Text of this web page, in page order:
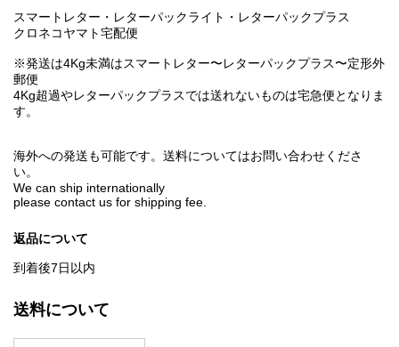
スマートレター・レターパックライト・レターパックプラス
クロネコヤマト宅配便
※発送は4Kg未満はスマートレター〜レターパックプラス〜定形外
郵便
4Kg超過やレターパックプラスでは送れないものは宅急便となりま
す。
海外への発送も可能です。送料についてはお問い合わせくださ
い。
We can ship internationally
please contact us for shipping fee.
返品について
到着後7日以内
送料について